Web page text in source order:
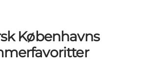
Københavns